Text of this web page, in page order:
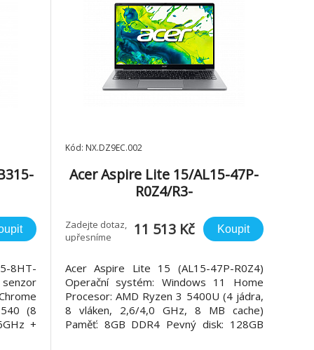
8HT-
(8
+
Kód: NX.DZ9EC.002
Acer Aspire Lite 15/AL15-47P-
R0Z4/R3-
RX Vega 6/W11H/Gray/2R
Zadejte dotaz,
upřesníme
11 513 Kč Koupit
Acer Aspire Lite 15 (AL15-47P-R0Z4)
Operační systém: Windows 11 Home
Procesor: AMD Ryzen 3 5400U (4 jádra,
8 vláken, 2,6/4,0 GHz, 8 MB cache)
Paměť: 8GB DDR4 Pevný disk: 128GB